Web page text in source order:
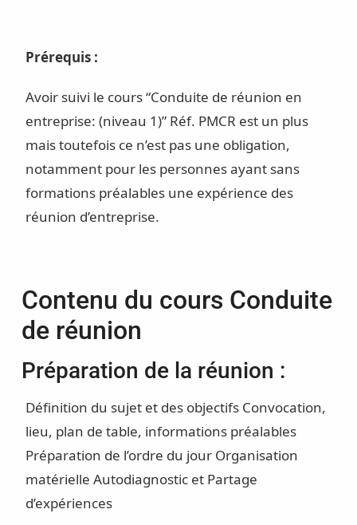
Prérequis :
Avoir suivi le cours “Conduite de réunion en
entreprise: (niveau 1)” Réf. PMCR est un plus
mais toutefois ce n’est pas une obligation,
notamment pour les personnes ayant sans
formations préalables une expérience des
réunion d’entreprise.
Contenu du cours Conduite
de réunion
Préparation de la réunion :
Définition du sujet et des objectifs Convocation,
lieu, plan de table, informations préalables
Préparation de l’ordre du jour Organisation
matérielle Autodiagnostic et Partage
d’expériences